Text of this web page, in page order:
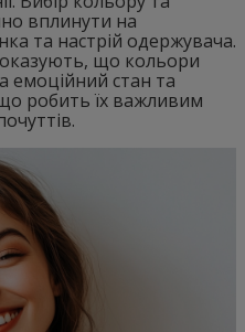
вплинути на
та настрій одержувача.
що кольори
емоційний стан та
робить їх важливим